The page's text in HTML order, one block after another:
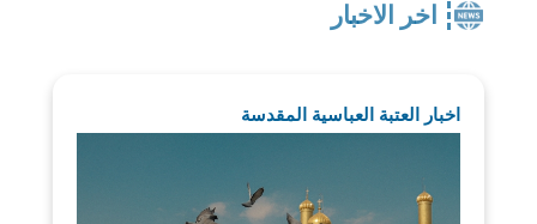
اخر الاخبار
اخبار العتبة العباسية المقدسة